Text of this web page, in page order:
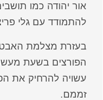
אור יהודה כמו
להתמודד עם גלי
בעזרת מצלמת
הפורצים בשעת
עשויה להרחיק את
זממם.